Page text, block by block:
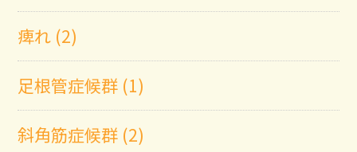
痺れ (2)
足根管症候群 (1)
斜角筋症候群 (2)